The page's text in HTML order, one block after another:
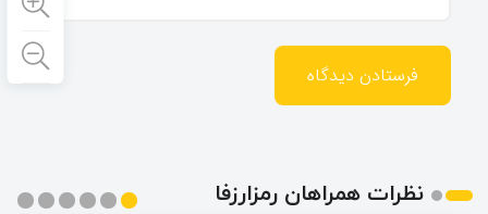
نظرات همراهان رمزارزفا